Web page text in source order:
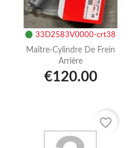
33D2583V0000-crt38
Maître-Cylindre De Frein
Arrière
€120.00
favorite_border